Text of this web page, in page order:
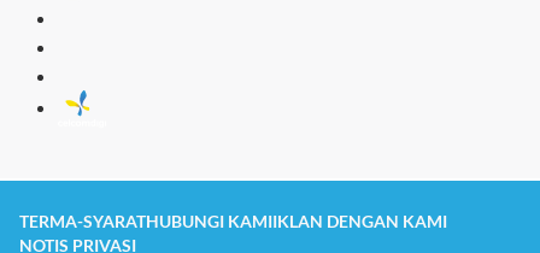
TERMA-SYARATHUBUNGI KAMIIKLAN DENGAN KAMI
NOTIS PRIVASI